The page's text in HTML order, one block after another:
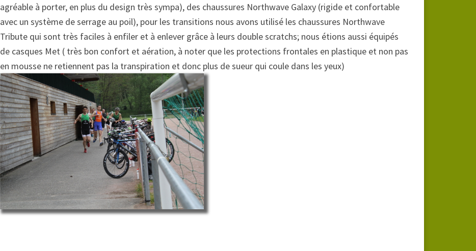
agréable à porter, en plus du design très sympa), des chaussures Northwave Galaxy (rigide et confortable
avec un système de serrage au poil), pour les transitions nous avons utilisé les chaussures Northwave
Tribute qui sont très faciles à enfiler et à enlever grâce à leurs double scratchs; nous étions aussi équipés
de casques Met ( très bon confort et aération, à noter que les protections frontales en plastique et non pas
en mousse ne retiennent pas la transpiration et donc plus de sueur qui coule dans les yeux)